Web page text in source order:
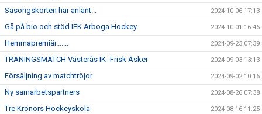
Säsongskorten har anlänt... 2024-10-06 17:13
Gå på bio och stöd IFK Arboga Hockey 2024-10-01 16:46
Hemmapremiär....... 2024-09-23 07:39
TRÄNINGSMATCH Västerås IK- Frisk Asker 2024-09-03 13:13
Försäljning av matchtröjor 2024-09-02 10:16
Ny samarbetspartners 2024-08-26 07:38
Tre Kronors Hockeyskola 2024-08-16 11:25